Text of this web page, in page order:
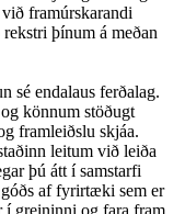
framúrskarandi
þínum á meðan
sé endalaus ferðalag.
könnum stöðugt
framleiðslu skjáa.
leitum við leiða
þú átt í samstarfi
af fyrirtæki sem er